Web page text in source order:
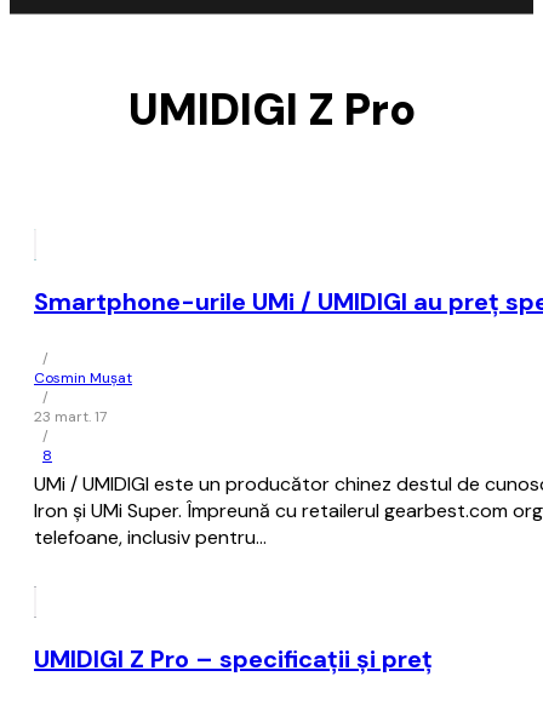
UMIDIGI Z Pro
Smartphone-urile UMi / UMIDIGI au preţ
/
Cosmin Mușat
/
23 mart. 17
/
8
UMi / UMIDIGI este un producător chinez destul de
Iron şi UMi Super. Împreună cu retailerul gearbest.com
telefoane, inclusiv pentru…
UMIDIGI Z Pro – specificații și preț